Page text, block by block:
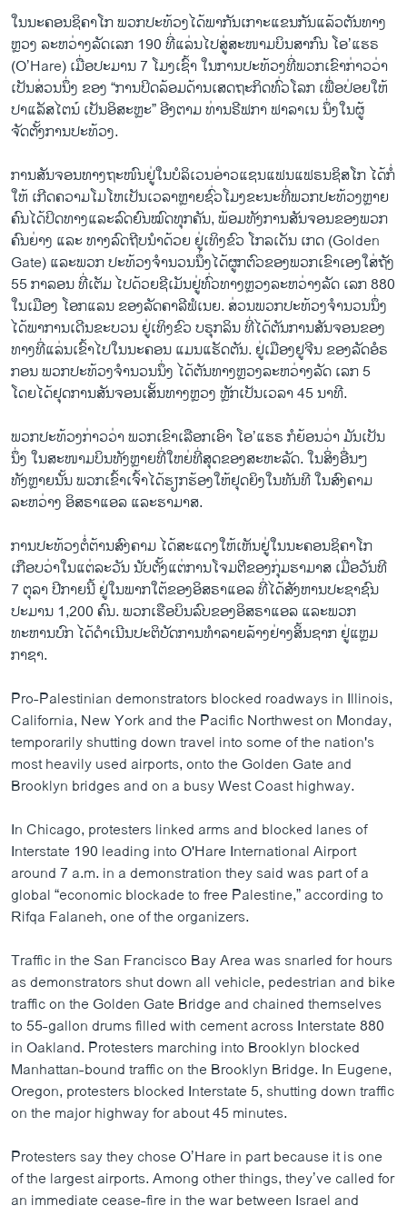
ໃນນະຄອນຊິຄາໂກ ພວກປະທ້ວງໄດ້ພາກັນເກາະແຂນກັນແລ້ວຕັນທາງ
ຫຼວງ ລະຫວ່າງລັດເລກ 190 ທີ່ແລ່ນໄປສູ່ສະໜາມບິນສາກົນ ໂອ’ແຮຣ
(O’Hare) ເມື່ອປະມານ 7 ໂມງເຊົ້າ ໃນການປະທ້ວງທີ່ພວກເຂົາກ່າວວ່າ
ເປັນສ່ວນນຶ່ງ ຂອງ “ການປິດລ້ອມດ້ານເສດຖະກິດທົ່ວໂລກ ເພື່ອປ່ອຍ​ໃຫ້
ປາແລັສໄຕນ໌ ເປັນ​ອິ​ສະຫຼະ” ອີງຕາມ ທ່ານຣີຟກາ ຟາລາເນ ນຶ່ງໃນຜູ້
ຈັດຕັ້ງການປະທ້ວງ.
ການສັນຈອນທາງຖະໜົນຢູ່ໃນບໍລິເວນອ່າວແຊນແຟນແຟຣນຊິສໂກ ໄດ້ກໍ່
ໃຫ້ ເກີດຄວາມໂມໂຫເປັນເວລາຫຼາຍຊົ່ວໂມງຂະນະທີ່ພວກປະທ້ວງຫຼາຍ
ຄົນໄດ້ປິດທາງແລະລົດຍົນໝົດທຸກຄັນ, ພ້ອມທັງການສັນຈອນຂອງພວກ
ຄົນຍ່າງ ແລະ ທາງລົດຖີບນຳດ້ວຍ ຢູ່ເທິງຂົວ ໂກລເດັນ ເກດ (Golden
Gate) ແລະພວກ ປະທ້ວງຈຳນວນນຶ່ງໄດ້ຜູກຕົວຂອງພວກເຂົາເອງໃສ່ຖັງ
55 ກາລອນ ທີ່ເຕັມ ໄປດ້ວຍຊີເມັນຢູ່ທົ່ວທາງຫຼວງລະຫວ່າງລັດ ເລກ 880
ໃນເມືອງ ໂອກແລນ ຂອງລັດຄາລີຟໍເນຍ. ສ່ວນພວກປະທ້ວງຈຳນວນນຶ່ງ
ໄດ້ພາການເດີນຂະບວນ ຢູ່ເທິງຂົວ ບຣຸກລິນ ທີ່ໄດ້ຕັນການສັນຈອນຂອງ
ທາງທີ່ແລ່ນເຂົ້າໄປໃນນະຄອນ ແມນແຮັດຕັນ. ຢູ່ເມືອງຢູຈີນ ຂອງລັດອໍຣ
ກອນ ພວກປະທ້ວງຈຳນວນນຶ່ງ ໄດ້ຕັນທາງຫຼວງລະຫວ່າງລັດ ເລກ 5
ໂດຍໄດ້ຢຸດການສັນຈອນເສັ້ນທາງຫຼວງ ຫຼັກເປັນເວລາ 45 ນາທີ.
ພວກປະທ້ວງກ່າວວ່າ ພວກເຂົາເລືອກເອົາ ໂອ’ແຮຣ ກໍຍ້ອນວ່າ ມັນເປັນ
ນຶ່ງ ໃນສະໜາມບິນທັງຫຼາຍທີ່ໃຫຍ່ທີ່ສຸດຂອງສະຫະລັດ. ໃນສິ່ງອື່ນໆ
ທັງຫຼາຍນັ້ນ ພວກເຂົ້າເຈົ້າໄດ້ຮຽກຮ້ອງໃຫ້ຢຸດຍິງໃນທັນທີ ໃນສົງຄາມ
ລະຫວ່າງ ອິສຣາແອລ ແລະຮາມາສ.
ການປະທ້ວງຕໍ່ຕ້ານສົງຄາມ ໄດ້ສະແດງໃຫ້ເຫັນຢູ່ໃນນະຄອນຊິຄາໂກ
ເກືອບວ່າໃນແຕ່ລະວັນ ນັບຕັ້ງແຕ່ການໂຈມຕີຂອງກຸ່ມຮາມາສ ເມື່ອວັນທີ
7 ຕຸລາ ປີກາຍນີ້ ຢູ່ໃນພາກໃຕ້ຂອງອິສຣາແອລ ທີ່ໄດ້ສັງຫານປະຊາຊົນ
ປະມານ 1,200 ຄົນ. ພວກເຮືອບິນລົບຂອງອິສຣາແອລ ແລະພວກ
ທະຫານບົກ ໄດ້ດຳເນີນປະຕິບັດການທຳລາຍລ້າງຢ່າງສິ້ນຊາກ ຢູ່ແຫຼມ
ກາຊາ.
Pro-Palestinian demonstrators blocked roadways in Illinois,
California, New York and the Pacific Northwest on Monday,
temporarily shutting down travel into some of the nation's
most heavily used airports, onto the Golden Gate and
Brooklyn bridges and on a busy West Coast highway.
In Chicago, protesters linked arms and blocked lanes of
Interstate 190 leading into O'Hare International Airport
around 7 a.m. in a demonstration they said was part of a
global “economic blockade to free Palestine,” according to
Rifqa Falaneh, one of the organizers.
Traffic in the San Francisco Bay Area was snarled for hours
as demonstrators shut down all vehicle, pedestrian and bike
traffic on the Golden Gate Bridge and chained themselves
to 55-gallon drums filled with cement across Interstate 880
in Oakland. Protesters marching into Brooklyn blocked
Manhattan-bound traffic on the Brooklyn Bridge. In Eugene,
Oregon, protesters blocked Interstate 5, shutting down traffic
on the major highway for about 45 minutes.
Protesters say they chose O’Hare in part because it is one
of the largest airports. Among other things, they’ve called for
an immediate cease-fire in the war between Israel and